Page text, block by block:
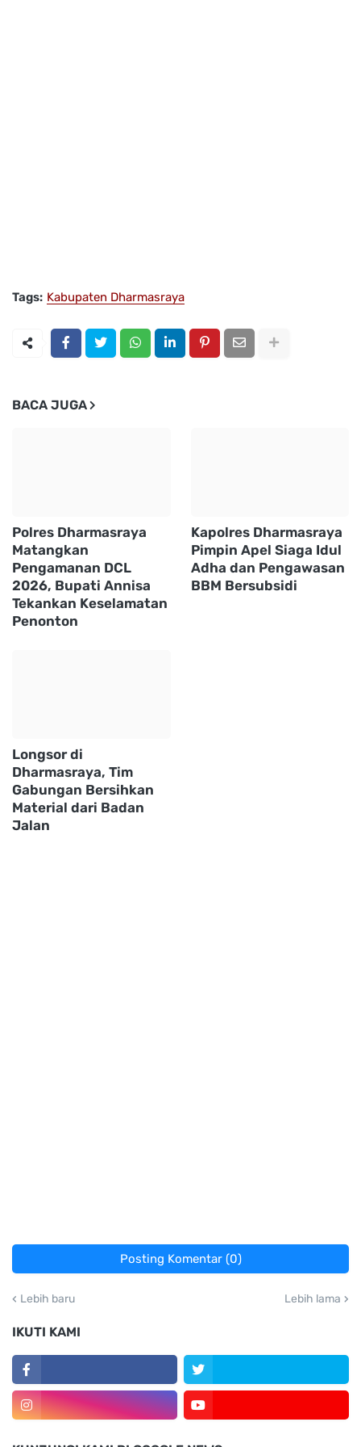
Tags: Kabupaten Dharmasraya
BACA JUGA
Polres Dharmasraya
Matangkan
Pengamanan DCL
2026, Bupati Annisa
Tekankan Keselamatan
Penonton
Kapolres Dharmasraya
Pimpin Apel Siaga Idul
Adha dan Pengawasan
BBM Bersubsidi
Longsor di
Dharmasraya, Tim
Gabungan Bersihkan
Material dari Badan
Jalan
Posting Komentar (0)
Lebih baru Lebih lama
IKUTI KAMI